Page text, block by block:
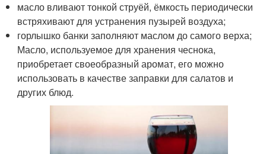
масло вливают тонкой струёй, ёмкость периодически
встряхивают для устранения пузырей воздуха;
горлышко банки заполняют маслом до самого верха;
Масло, используемое для хранения чеснока,
приобретает своеобразный аромат, его можно
использовать в качестве заправки для салатов и
других блюд.